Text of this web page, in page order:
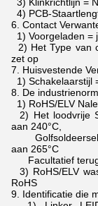
4) PCB-
6. Contact
1) Voorgeladen =
2) Het Type van
zet op
7. Huisvestende
1) Schakelaarstijl
8. De
1) RoHS/ELV
2) Het loodvrije
aan 240°C,
aan 265°C
Facultatief
3) RoHS/ELV
RoHS
9. Identificatie die